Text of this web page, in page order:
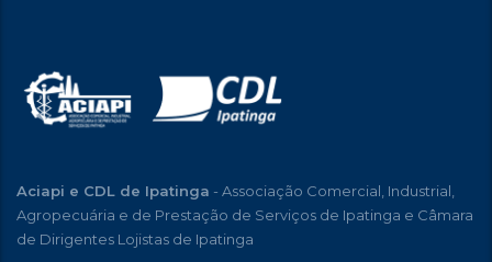
Aciapi e CDL de Ipatinga - Associação Comercial, Industrial,
Agropecuária e de Prestação de Serviços de Ipatinga e Câmara
de Dirigentes Lojistas de Ipatinga